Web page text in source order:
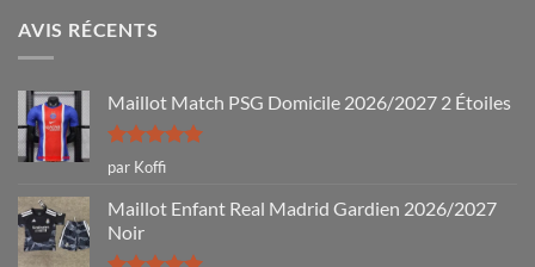
AVIS RÉCENTS
Maillot Match PSG Domicile 2026/2027 2 Étoiles
Note5sur
5
par Koffi
Maillot Enfant Real Madrid Gardien 2026/2027
Noir